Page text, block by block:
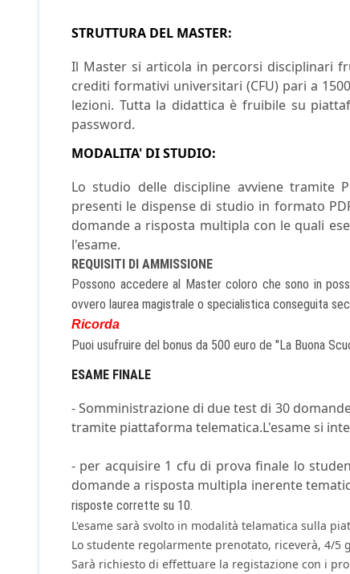
STRUTTURA DEL MASTER:
Il Master si articola in percorsi disciplinari
crediti formativi universitari (CFU) pari a
lezioni. Tutta la didattica è fruibile su
password.
MODALITA' DI STUDIO:
Lo studio delle discipline avviene tramite
presenti le dispense di studio in formato
domande a risposta multipla con le quali
l'esame.
REQUISITI DI AMMISSIONE
Possono accedere al Master coloro che sono in
ovvero laurea magistrale o specialistica conseguita
Ricorda
Puoi usufruire del bonus da 500 euro de "La Buona
ESAME FINALE
- Somministrazione di due test di 30
tramite piattaforma telematica.L'esame si
- per acquisire 1 cfu di prova finale lo
domande a risposta multipla inerente
risposte corrette su 10.
L'esame sarà svolto in modalità telamatica sulla
Lo studente regolarmente prenotato, riceverà, 4/
Sarà richiesto di effettuare la registazione con i